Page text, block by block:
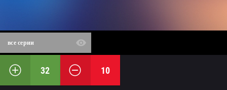
все серии
32 10